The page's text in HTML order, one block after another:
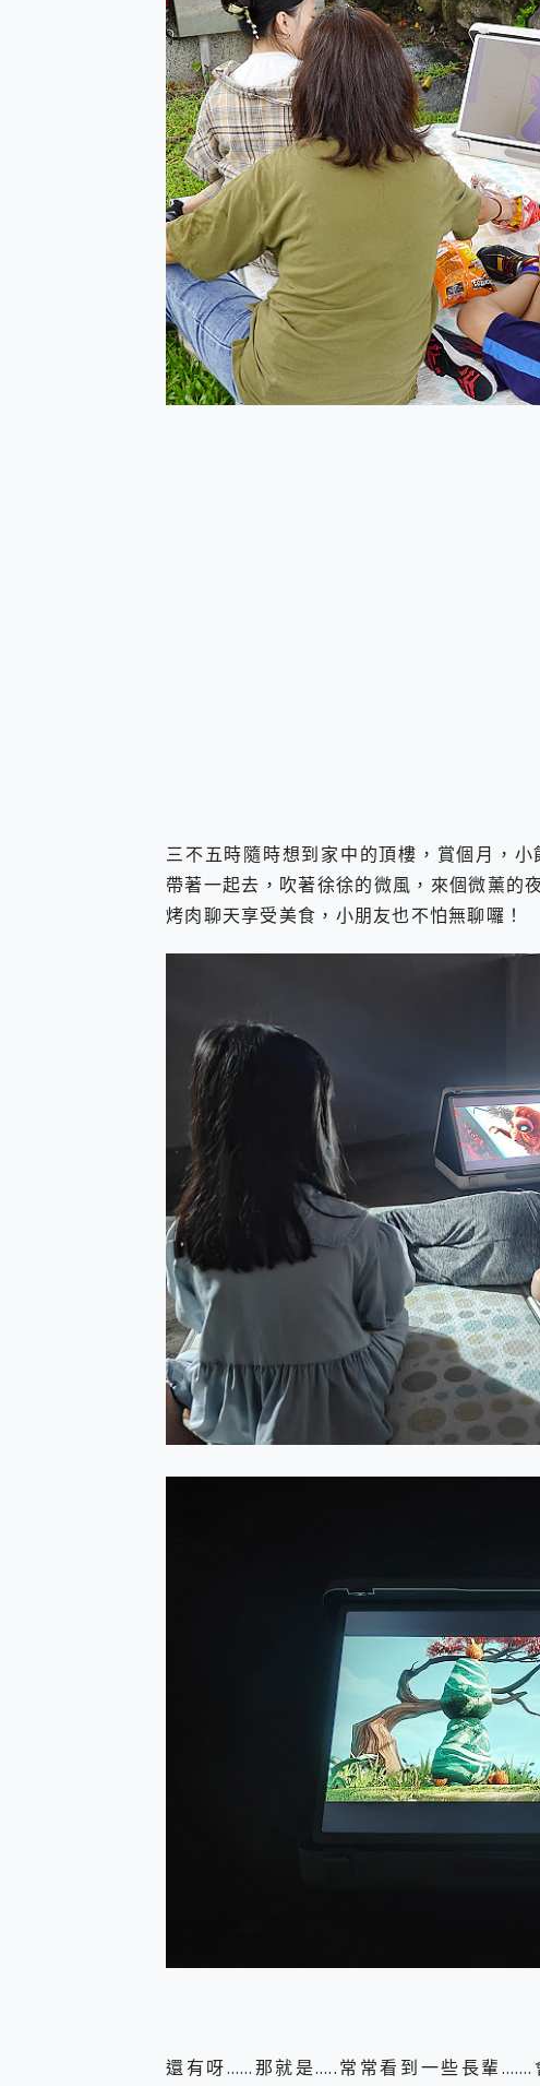
三不五時隨時想到家中的頂樓，賞個月，
帶著一起去，吹著徐徐的微風，來個微薰的
烤肉聊天享受美食，小朋友也不怕無聊囉！
還有呀……那就是…..常常看到一些長輩…….